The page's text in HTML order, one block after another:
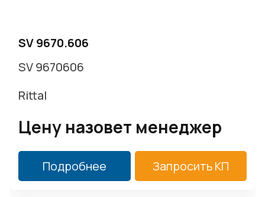
SV 9670.606
SV 9670606
Rittal
Цену назовет менеджер
Подробнее Запросить КП